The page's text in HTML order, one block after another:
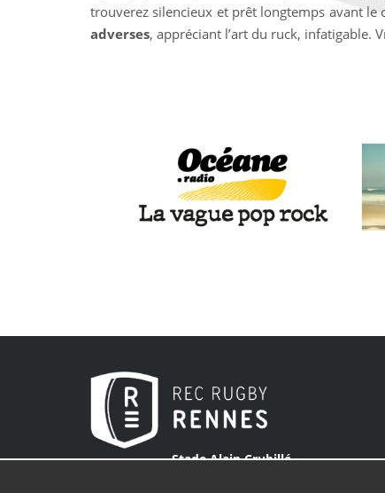
trouverez silencieux et prêt longtemps avant le
adverses, appréciant l’art du ruck, infatigable.
Stade Alain Crubillé